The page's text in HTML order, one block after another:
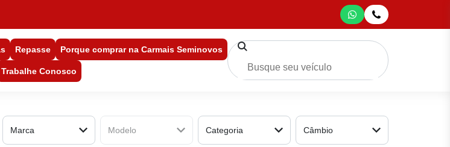
Repasse Porque comprar na Carmais Seminovos
Trabalhe Conosco
Marca Modelo Categoria Câmbio